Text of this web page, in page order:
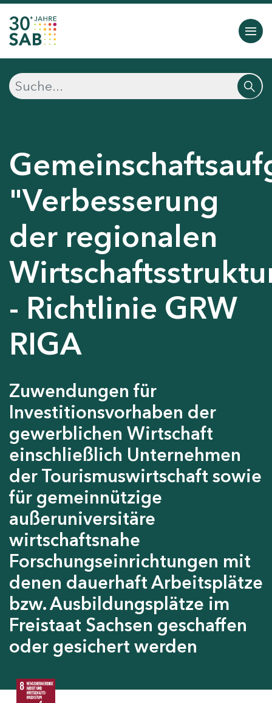
"Verbesserung
der regionalen
- Richtlinie GRW
RIGA
Zuwendungen für
Investitionsvorhaben der
gewerblichen Wirtschaft
einschließlich Unternehmen
der Tourismuswirtschaft sowie
für gemeinnützige
außeruniversitäre
wirtschaftsnahe
Forschungseinrichtungen mit
denen dauerhaft Arbeitsplätze
bzw. Ausbildungsplätze im
Freistaat Sachsen geschaffen
oder gesichert werden